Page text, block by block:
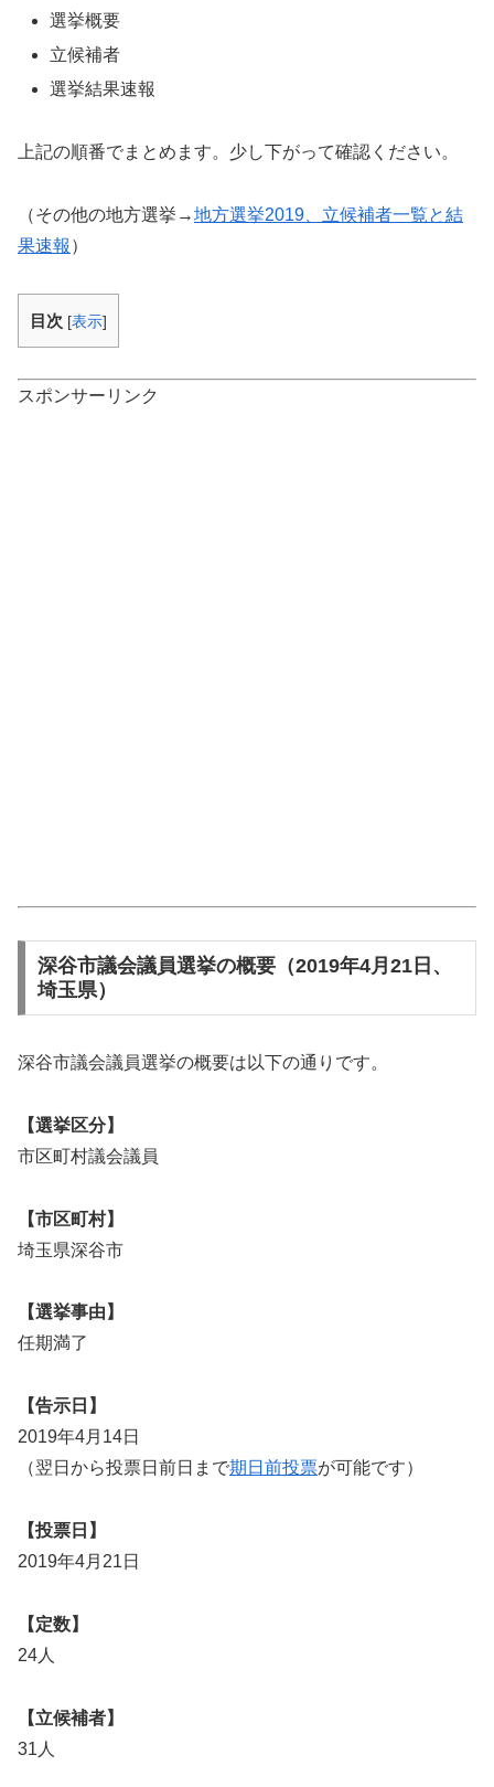
選挙概要
立候補者
選挙結果速報
上記の順番でまとめます。少し下がって確認ください。
（その他の地方選挙→地方選挙2019、立候補者一覧と結
果速報 ）
目次 [表示]
スポンサーリンク
深谷市議会議員選挙の概要（2019年4月21日、
埼玉県）
深谷市議会議員選挙の概要は以下の通りです。
【選挙区分】
市区町村議会議員
【市区町村】
埼玉県深谷市
【選挙事由】
任期満了
【告示日】
2019年4月14日
（翌日から投票日前日まで期日前投票が可能です）
【投票日】
2019年4月21日
【定数】
24人
【立候補者】
31人